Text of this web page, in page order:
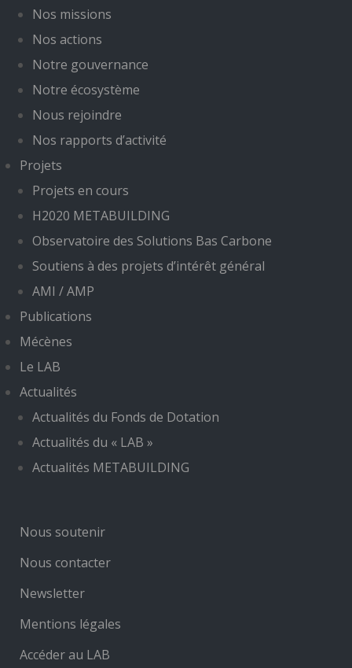
Nos missions
Nos actions
Notre gouvernance
Notre écosystème
Nous rejoindre
Nos rapports d’activité
Projets
Projets en cours
H2020 METABUILDING
Observatoire des Solutions Bas Carbone
Soutiens à des projets d’intérêt général
AMI / AMP
Publications
Mécènes
Le LAB
Actualités
Actualités du Fonds de Dotation
Actualités du « LAB »
Actualités METABUILDING
Nous soutenir
Nous contacter
Newsletter
Mentions légales
Accéder au LAB